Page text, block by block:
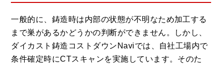
一般的に、鋳造時は内部の状態が不明なため加工する
まで巣があるかどうかの判断ができません。しかし、
ダイカスト鋳造コストダウンNaviでは、自社工場内で
条件確定時にCTスキャンを実施しています。そのた